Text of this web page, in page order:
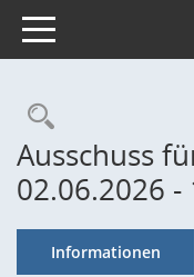
Toggle navigation
Ausschuss
02.06.2026
Informationen